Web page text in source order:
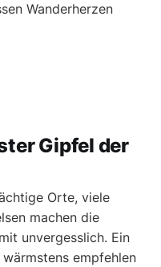
Wanderherzen
Gipfel der
Orte, viele
machen die
unvergesslich. Ein
empfehlen